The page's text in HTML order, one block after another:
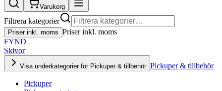
Varukorg
Filtrera kategorier
Priser inkl. moms Priser inkl. moms
FYND
Skivor
Visa underkategorier för Pickuper & tillbehör Pickuper & tillbehör
Pickuper